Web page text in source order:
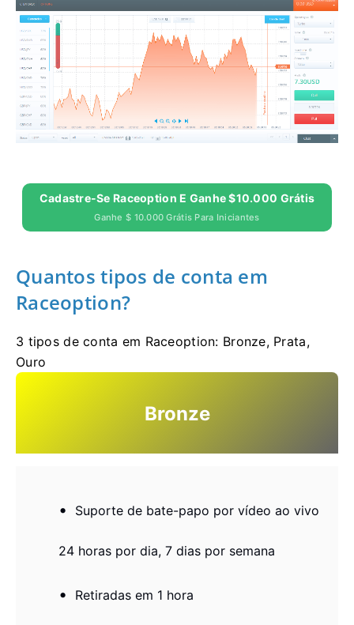
Cadastre-Se Raceoption E Ganhe $10.000 Grátis
Ganhe $ 10.000 Grátis Para Iniciantes
Quantos tipos de conta em
Raceoption?
3 tipos de conta em Raceoption: Bronze, Prata,
Ouro
Bronze
Suporte de bate-papo por vídeo ao vivo
24 horas por dia, 7 dias por semana
Retiradas em 1 hora